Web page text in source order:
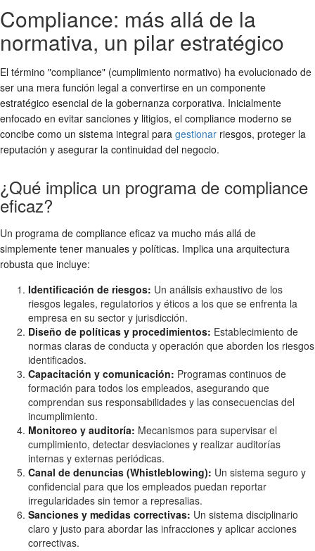
Compliance: más allá de la
normativa, un pilar estratégico
El término "compliance" (cumplimiento normativo) ha evolucionado de
ser una mera función legal a convertirse en un componente
estratégico esencial de la gobernanza corporativa. Inicialmente
enfocado en evitar sanciones y litigios, el compliance moderno se
concibe como un sistema integral para gestionar riesgos, proteger la
reputación y asegurar la continuidad del negocio.
¿Qué implica un programa de compliance
eficaz?
Un programa de compliance eficaz va mucho más allá de
simplemente tener manuales y políticas. Implica una arquitectura
robusta que incluye:
Identificación de riesgos: Un análisis exhaustivo de los
riesgos legales, regulatorios y éticos a los que se enfrenta la
empresa en su sector y jurisdicción.
Diseño de políticas y procedimientos: Establecimiento de
normas claras de conducta y operación que aborden los riesgos
identificados.
Capacitación y comunicación: Programas continuos de
formación para todos los empleados, asegurando que
comprendan sus responsabilidades y las consecuencias del
incumplimiento.
Monitoreo y auditoría: Mecanismos para supervisar el
cumplimiento, detectar desviaciones y realizar auditorías
internas y externas periódicas.
Canal de denuncias (Whistleblowing): Un sistema seguro y
confidencial para que los empleados puedan reportar
irregularidades sin temor a represalias.
Sanciones y medidas correctivas: Un sistema disciplinario
claro y justo para abordar las infracciones y aplicar acciones
correctivas.